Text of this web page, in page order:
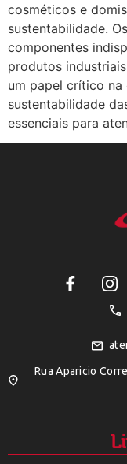
cosméticos e
sustentabilidade.
componentes
produtos
um papel crítico na
sustentabilidade
essenciais para
Rua Aparicio